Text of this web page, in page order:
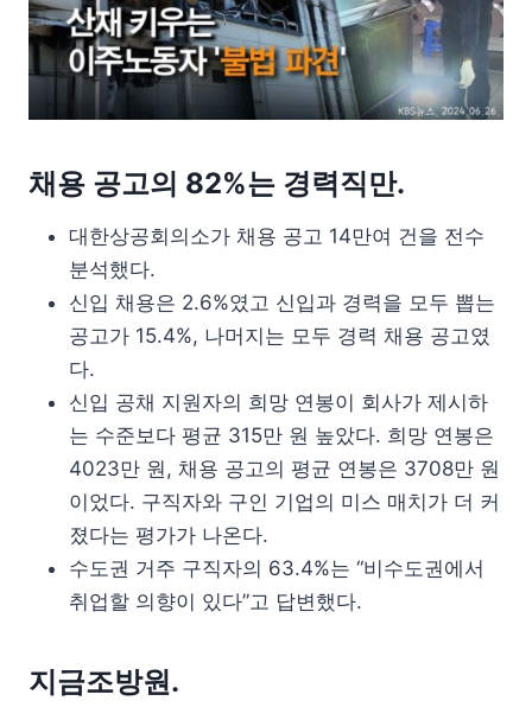
채용 공고의 82%는 경력직만.
대한상공회의소가 채용 공고 14만여 건을 전수
분석했다.
신입 채용은 2.6%였고 신입과 경력을 모두 뽑는
공고가 15.4%, 나머지는 모두 경력 채용 공고였
다.
신입 공채 지원자의 희망 연봉이 회사가 제시하
는 수준보다 평균 315만 원 높았다. 희망 연봉은
4023만 원, 채용 공고의 평균 연봉은 3708만 원
이었다. 구직자와 구인 기업의 미스 매치가 더 커
졌다는 평가가 나온다.
수도권 거주 구직자의 63.4%는 “비수도권에서
취업할 의향이 있다”고 답변했다.
지금조방원.